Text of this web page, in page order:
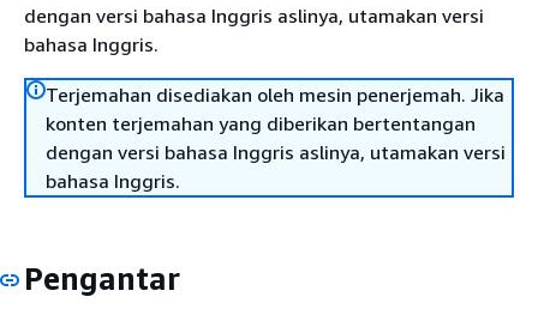
dengan versi bahasa Inggris aslinya, utamakan versi
bahasa Inggris.
Terjemahan disediakan oleh mesin penerjemah. Jika
konten terjemahan yang diberikan bertentangan
dengan versi bahasa Inggris aslinya, utamakan versi
bahasa Inggris.
Pengantar